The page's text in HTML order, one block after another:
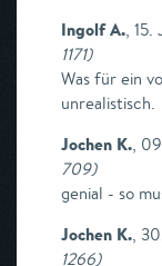
Ingolf A., 15.
1171)
Was für ein
unrealistisch.
Jochen K.,
709)
genial - so
Jochen K.,
1266)